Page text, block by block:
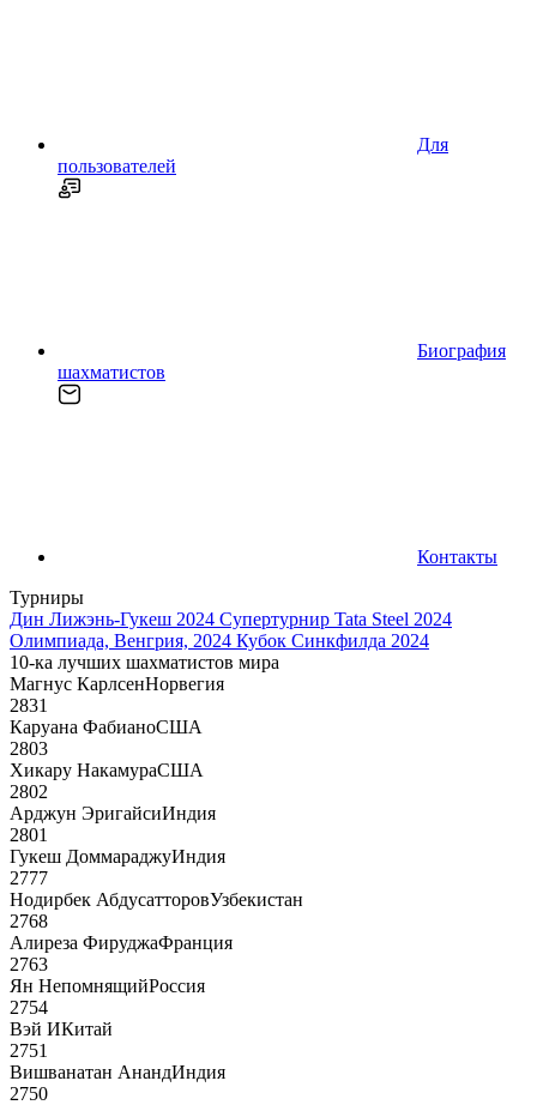
Для
пользователей
Биография
шахматистов
Контакты
Турниры
Дин Лижэнь-Гукеш 2024 Супертурнир Tata Steel 2024
Олимпиада, Венгрия, 2024 Кубок Синкфилда 2024
10-ка лучших шахматистов мира
Магнус КарлсенНорвегия
2831
Каруана ФабианоСША
2803
Хикару НакамураСША
2802
Арджун ЭригайсиИндия
2801
Гукеш ДоммараджуИндия
2777
Нодирбек АбдусатторовУзбекистан
2768
Алиреза ФируджаФранция
2763
Ян НепомнящийРоссия
2754
Вэй ИКитай
2751
Вишванатан АнандИндия
2750